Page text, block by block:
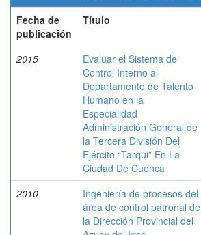
Fecha de
publicación
Título
2015
Evaluar el Sistema de
Control Interno al
Departamento de Talento
Humano en la
Especialidad
Administración General de
la Tercera División Del
Ejército “Tarqui” En La
Ciudad De Cuenca
2010
Ingeniería de procesos del
área de control patronal de
la Dirección Provincial del